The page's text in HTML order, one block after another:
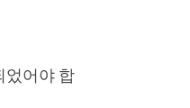
었어야 합